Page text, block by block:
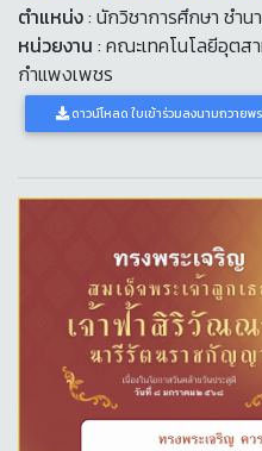
ตำแหน่ง: นักวิชาการศึกษา ชำ
หน่วยงาน : คณะเทคโนโลยีอุตส
กำแพงเพชร
ดาวน์โหลด ใบเข้าร่วมลงนามถวายพร